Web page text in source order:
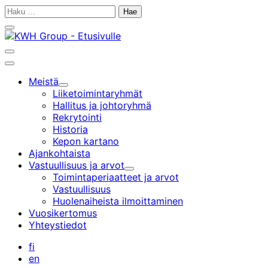
Siirry
Haku:
Sulje
hakupalkki
Avaa
hakupalkki
Päävalikko
Meistä
Alavalikko
Liiketoiminta­ryhmät
Hallitus ja johtoryhmä
Rekrytointi
Historia
Kepon kartano
Ajankohtaista
Vastuullisuus ja arvot
Alavalikko
Toimintaperiaatteet ja arvot
Vastuullisuus
Huolenaiheista ilmoittaminen
Vuosikertomus
Yhteystiedot
fi
en